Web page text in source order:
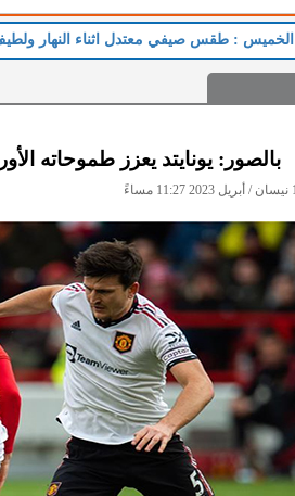
الخميس : طقس صيفي معتدل اثناء النهار ولطيف
بالصور: يونايتد يعزز طموحاته